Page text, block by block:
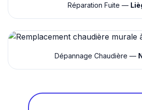
Réparation Fuite —
Dépannage Chaudière —